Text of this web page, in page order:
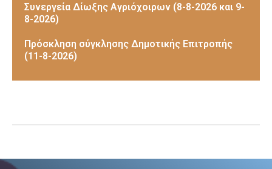
Συνεργεία Δίωξης Αγριόχοιρων (8-8-2026 και 9-
8-2026)
Πρόσκληση σύγκλησης Δημοτικής Επιτροπής
(11-8-2026)